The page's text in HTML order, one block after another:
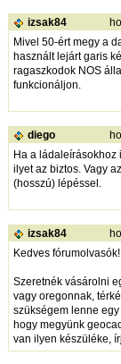
izsak84
Mivel 50-ért megy a
használt lejárt garis
ragaszkodok NOS
funkcionáljon.
diego
Ha a ládaleírásokhoz
ilyet az biztos. Vagy
(hosszú) lépéssel.
izsak84
Kedves fórumolvasók!
Szeretnék vásárolni
vagy oregonnak,
szükségem lenne
hogy megyünk
van ilyen készüléke,